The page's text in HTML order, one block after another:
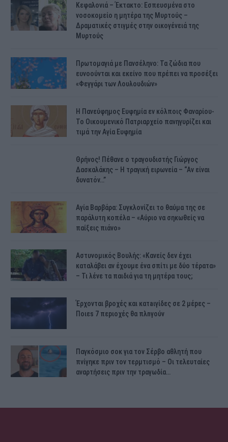
Κεφαλονιά – Έκτακτο: Εσπευσμένα στο
νοσοκομείο η μητέρα της Μυρτούς –
Δραματικές στιγμές στην οικογένειά της
Μυρτούς
Πρωτομαγιά με Πανσέληνο: Τα ζώδια που
ευνοούνται και εκείνο που πρέπει να προσέξει
«Φεγγάρι των Λουλουδιών»
H Πανεύφημος Ευφημία εν κόλποις Φαναρίου-
Το Οικουμενικό Πατριαρχείο πανηγυρίζει και
τιμά την Αγία Ευφημία
Θρήνος! Πέθανε ο τραγουδιστής Γιώργος
Δασκαλάκης – Η τραγική ειρωνεία – “Αν είναι
δυνατόν…”
Αγία Βαρβάρα: Συγκλονίζει το θαύμα της σε
παράλυτη κοπέλα – «Αύριο να σηκωθείς να
παίξεις πιάνο»
Αστυνομικός Bουλής: «Κανείς δεν έχει
καταλάβει αν έχουμε ένα σπίτι με δύο τέρατα»
– Τι λένε τα παιδιά για τη μητέρα τους;
Έρχονται βροχές και κατaιγίδες σε 2 μέpες –
Ποιεs 7 πεpιοχές θα πλnγούν
Παγκόσμιο σοκ για τον Σέρβο αθλητή που
πνίγηκε πριν τον τερμτισμό – Οι τελευταίες
αναρτήσεις πριν την τραγωδία…